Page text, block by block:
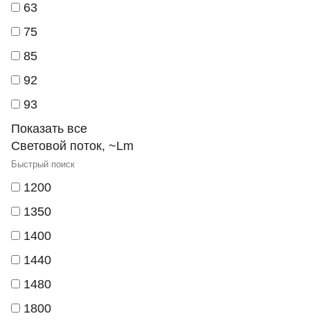
63
75
85
92
93
Показать все
Световой поток, ~Lm
1200
1350
1400
1440
1480
1800